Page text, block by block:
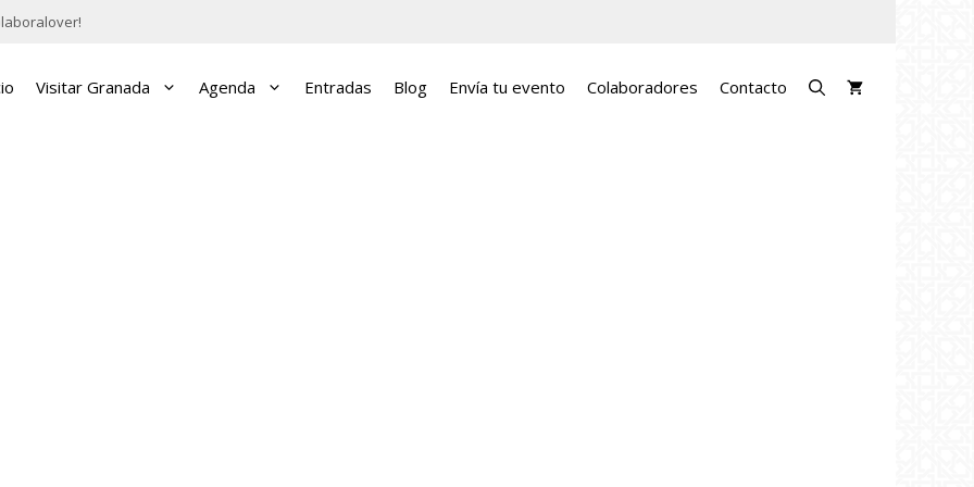
Visitar Granada Agenda Entradas Blog Envía tu evento Colaboradores Contacto